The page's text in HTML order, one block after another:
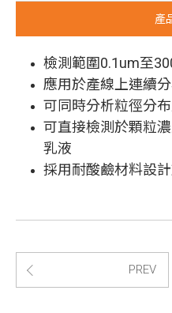
產
檢測範圍0.1um至
應用於產線上連續
可同時分析粒徑分
可直接檢測於顆粒
乳液
採用耐酸鹼材料設
PREV